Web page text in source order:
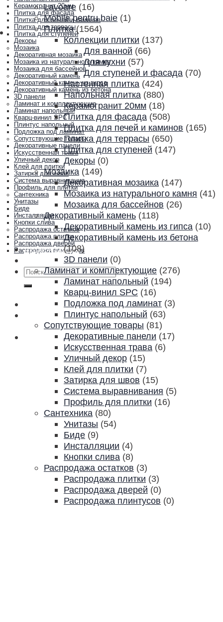
Керамогранит 20мм
Плитка для фасада
Плитка для печей и каминов
Плитка для террасы
Плитка для ступеней
Декоры
Мозаика
Декоративная мозаика
Мозаика из натурального камня
Мозаика для бассейнов
Декоративный камень
Декоративный камень из гипса
Декоративный камень из бетона
3D панели
Ламинат и комплектующие
Ламинат напольный
Кварц-винил SPC
Плинтус напольный
Подложка под ламинат
Сопутствующие товары
Декоративные панели
Искусственная трава
Уличный декор
Клей для плитки
Затирка для швов
Система выравнивания
Профиль для плитки
Сантехника
Унитазы
Биде
Инсталляции
Кнопки слива
Распродажа остатков
Распродажа плитки
Распродажа дверей
Распродажа плинтусов
Акции и скидки
Контакты
Искать:
Lavoare (16)
Mobila pentru baie (1)
Плитка (1564)
Коллекции плитки (137)
Для ванной (66)
Для кухни (57)
Для ступеней и фасада (70)
Настенная плитка (424)
Напольная плитка (880)
Керамогранит 20мм (18)
Плитка для фасада (508)
Плитка для печей и каминов (165)
Плитка для террасы (650)
Плитка для ступеней (147)
Декоры (0)
Мозаика (149)
Декоративная мозаика (147)
Мозаика из натурального камня (41)
Мозаика для бассейнов (26)
Декоративный камень (118)
Декоративный камень из гипса (10)
Декоративный камень из бетона
(108)
3D панели (0)
Ламинат и комплектующие (276)
Ламинат напольный (194)
Кварц-винил SPC (16)
Подложка под ламинат (3)
Плинтус напольный (63)
Сопутствующие товары (81)
Декоративные панели (17)
Искусственная трава (6)
Уличный декор (15)
Клей для плитки (7)
Затирка для швов (15)
Система выравнивания (5)
Профиль для плитки (16)
Сантехника (80)
Унитазы (54)
Биде (9)
Инсталляции (4)
Кнопки слива (8)
Распродажа остатков (3)
Распродажа плитки (3)
Распродажа дверей (0)
Распродажа плинтусов (0)